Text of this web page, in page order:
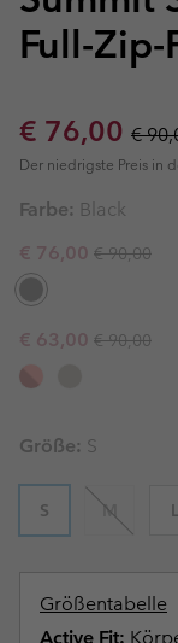
Full-
Sale price:
€ 76,00 €
Der niedrigste Preis in
Farbe: Black
Sale price:
€ 76,00 Regular
€ 90,00
Sale price:
€ 63,00 Regular
€ 90,00
Größe: S
S M L
Größentabelle
Active Fit: